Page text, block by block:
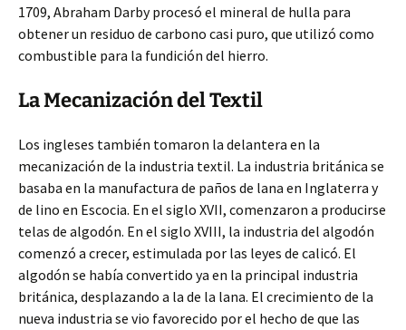
1709, Abraham Darby procesó el mineral de hulla para
obtener un residuo de carbono casi puro, que utilizó como
combustible para la fundición del hierro.
La Mecanización del Textil
Los ingleses también tomaron la delantera en la
mecanización de la industria textil. La industria británica se
basaba en la manufactura de paños de lana en Inglaterra y
de lino en Escocia. En el siglo XVII, comenzaron a producirse
telas de algodón. En el siglo XVIII, la industria del algodón
comenzó a crecer, estimulada por las leyes de calicó. El
algodón se había convertido ya en la principal industria
británica, desplazando a la de la lana. El crecimiento de la
nueva industria se vio favorecido por el hecho de que las